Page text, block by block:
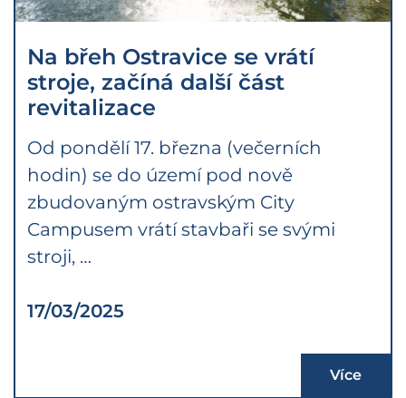
Na břeh Ostravice se vrátí
stroje, začíná další část
revitalizace
Od pondělí 17. března (večerních
hodin) se do území pod nově
zbudovaným ostravským City
Campusem vrátí stavbaři se svými
stroji, …
17/03/2025
Více